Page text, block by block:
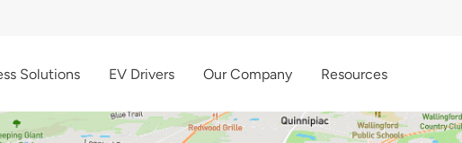
Solutions EV Drivers Our Company Resources